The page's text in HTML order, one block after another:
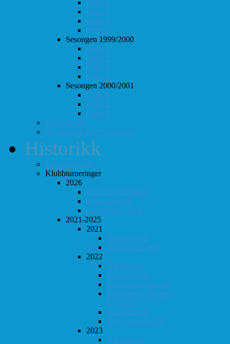
Follo 1
Follo 2
Follo 3
Follo 4
Sesongen 1999/2000
Follo 1
Follo 2
Follo 3
Follo 4
Sesongen 2000/2001
Follo 1
Follo 2
Follo 3
Totaloversikt
ØS-kamper med "Fullt hus"
Historikk
Vinner-oversikt
Klubbturneringer
2026
Klubbmesterskapet
KM Lynsjakk
Lyn/Hurtig våren
2021-2025
2021
Høst-konrad
Høstturneringen
2022
Vår-konrad
Vårturnering
Klubbmesterskapet
Klubbmesterskapet i
Lynsjakk
Høst-konrad
KM i Hurtigsjakk
2023
Vår-konrad